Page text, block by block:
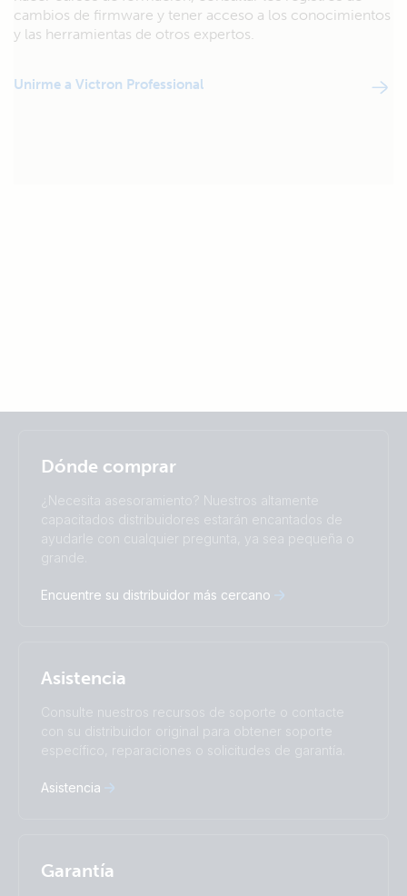
cambios de firmware y tener acceso a los conocimientos
y las herramientas de otros expertos.
Unirme a Victron Professional
Español
Change language
Čeština
Dansk
Deutsch
English
Español
Nederlands
Norsk
Türkçe
中國人
Stay up to date
I agree to receive the newsletter and accept the
Dónde comprar
¿Necesita asesoramiento? Nuestros altamente
capacitados distribuidores estarán encantados de
ayudarle con cualquier pregunta, ya sea pequeña o
grande.
Encuentre su distribuidor más cercano
Asistencia
Consulte nuestros recursos de soporte o contacte
con su distribuidor original para obtener soporte
específico, reparaciones o solicitudes de garantía.
Asistencia
Garantía